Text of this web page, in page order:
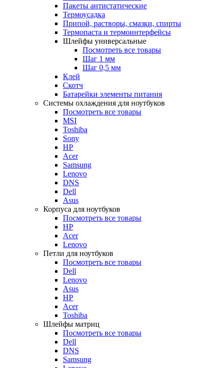
Пакеты антистатические
Термоусадка
Припой, растворы, смазки, спирты
Термопаста и термоинтерфейсы
Шлейфы универсальные
Посмотреть все товары
Шаг 1 мм
Шаг 0,5 мм
Клей
Скотч
Батарейки элементы питания
Системы охлаждения для ноутбуков
Посмотреть все товары
MSI
Toshiba
Sony
HP
Acer
Samsung
Lenovo
DNS
Dell
Asus
Корпуса для ноутбуков
Посмотреть все товары
HP
Acer
Lenovo
Петли для ноутбуков
Посмотреть все товары
Dell
Lenovo
Asus
HP
Acer
Toshiba
Шлейфы матриц
Посмотреть все товары
Dell
DNS
Samsung